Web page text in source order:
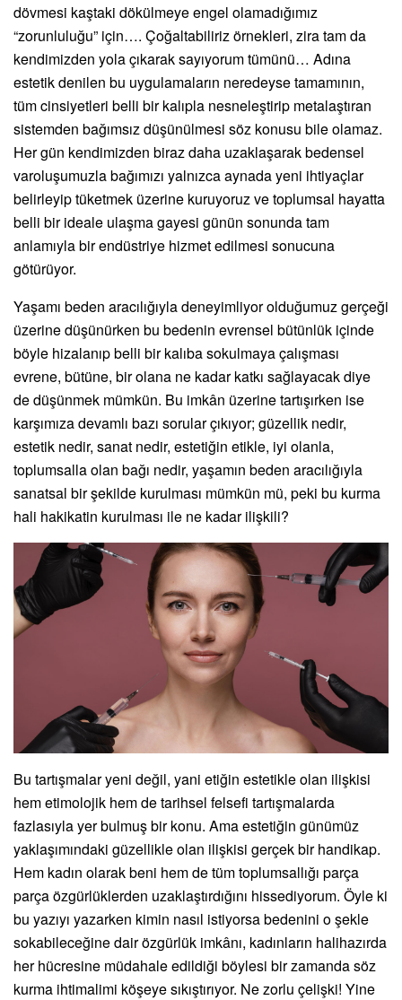
dövmesi kaştaki dökülmeye engel olamadığımız
“zorunluluğu” için…. Çoğaltabiliriz örnekleri, zira tam da
kendimizden yola çıkarak sayıyorum tümünü… Adına
estetik denilen bu uygulamaların neredeyse tamamının,
tüm cinsiyetleri belli bir kalıpla nesneleştirip metalaştıran
sistemden bağımsız düşünülmesi söz konusu bile olamaz.
Her gün kendimizden biraz daha uzaklaşarak bedensel
varoluşumuzla bağımızı yalnızca aynada yeni ihtiyaçlar
belirleyip tüketmek üzerine kuruyoruz ve toplumsal hayatta
belli bir ideale ulaşma gayesi günün sonunda tam
anlamıyla bir endüstriye hizmet edilmesi sonucuna
götürüyor.
Yaşamı beden aracılığıyla deneyimliyor olduğumuz gerçeği
üzerine düşünürken bu bedenin evrensel bütünlük içinde
böyle hizalanıp belli bir kalıba sokulmaya çalışması
evrene, bütüne, bir olana ne kadar katkı sağlayacak diye
de düşünmek mümkün. Bu imkân üzerine tartışırken ise
karşımıza devamlı bazı sorular çıkıyor; güzellik nedir,
estetik nedir, sanat nedir, estetiğin etikle, iyi olanla,
toplumsalla olan bağı nedir, yaşamın beden aracılığıyla
sanatsal bir şekilde kurulması mümkün mü, peki bu kurma
hali hakikatin kurulması ile ne kadar ilişkili?
Bu tartışmalar yeni değil, yani etiğin estetikle olan ilişkisi
hem etimolojik hem de tarihsel felsefi tartışmalarda
fazlasıyla yer bulmuş bir konu. Ama estetiğin günümüz
yaklaşımındaki güzellikle olan ilişkisi gerçek bir handikap.
Hem kadın olarak beni hem de tüm toplumsallığı parça
parça özgürlüklerden uzaklaştırdığını hissediyorum. Öyle ki
bu yazıyı yazarken kimin nasıl istiyorsa bedenini o şekle
sokabileceğine dair özgürlük imkânı, kadınların halihazırda
her hücresine müdahale edildiği böylesi bir zamanda söz
kurma ihtimalimi köşeye sıkıştırıyor. Ne zorlu çelişki! Yine